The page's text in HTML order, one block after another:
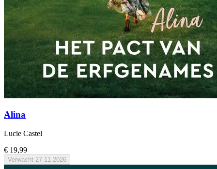
Alina
Lucie Castel
€ 19,99
Verwacht 27-11-2026